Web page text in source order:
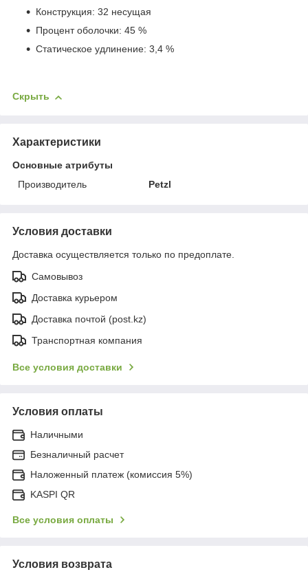
Конструкция: 32 несущая
Процент оболочки: 45 %
Статическое удлинение: 3,4 %
Скрыть
Характеристики
Основные атрибуты
Производитель
Petzl
Условия доставки
Доставка осуществляется только по предоплате.
Самовывоз
Доставка курьером
Доставка почтой (post.kz)
Транспортная компания
Все условия доставки
Условия оплаты
Наличными
Безналичный расчет
Наложенный платеж (комиссия 5%)
KASPI QR
Все условия оплаты
Условия возврата